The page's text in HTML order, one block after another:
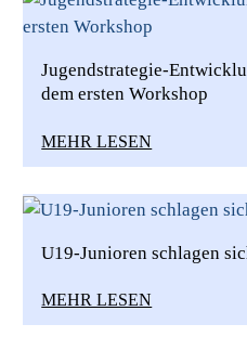
Jugendstrategie-
dem ersten Workshop
MEHR LESEN
U19-Junioren schlagen
MEHR LESEN